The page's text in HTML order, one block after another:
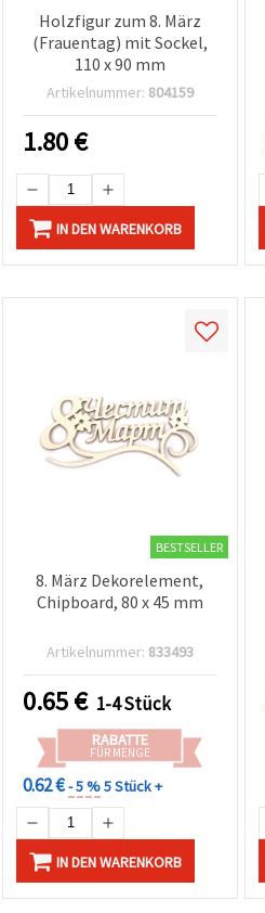
Holzfigur zum 8. März
(Frauentag) mit Sockel,
110 x 90 mm
Artikelnummer: 804159
1.80€
IN DEN WARENKORB
BESTSELLER
8. März Dekorelement,
Chipboard, 80 x 45 mm
Artikelnummer: 833493
0.65€ 1-4 Stück
RABATTE
FÜR MENGE
0.62 €- 5 %5 Stück +
IN DEN WARENKORB